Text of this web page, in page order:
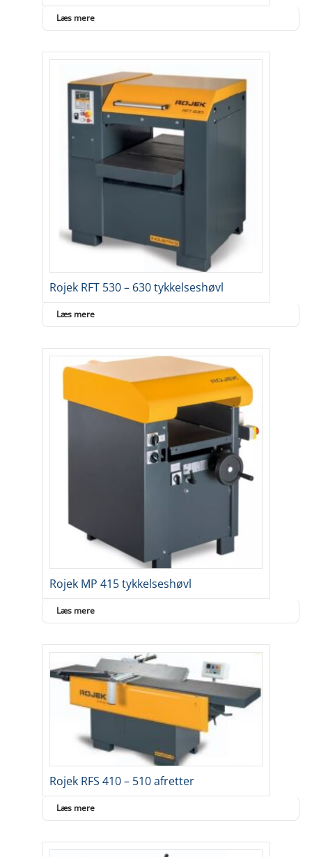
Læs mere
Rojek RFT 530 – 630 tykkelseshøvl
Læs mere
Rojek MP 415 tykkelseshøvl
Læs mere
Rojek RFS 410 – 510 afretter
Læs mere